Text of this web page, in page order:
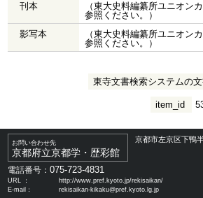
刊本
（東大史料編纂所ユニオン
参照ください。）
影写本
（東大史料編纂所ユニオン
参照ください。）
東寺文書検索システムの
item_id
お問い合わせ先
京都府立京都学・歴彩館
京都市左京区下鴨
電話番号：075-723-4831
URL ：
http://www.pref.kyoto.jp/rekisaikan/
E-mail：
rekisaikan-kikaku@pref.kyoto.lg.jp